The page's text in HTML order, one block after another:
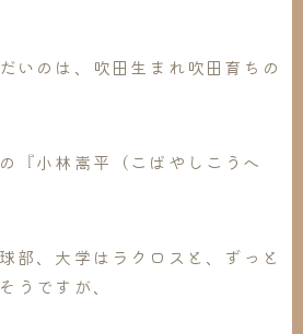
いのは、吹田生まれ吹田育ちの
『小林嵩平（こばやしこうへ
部、大学はラクロスと、ずっと
うですが、